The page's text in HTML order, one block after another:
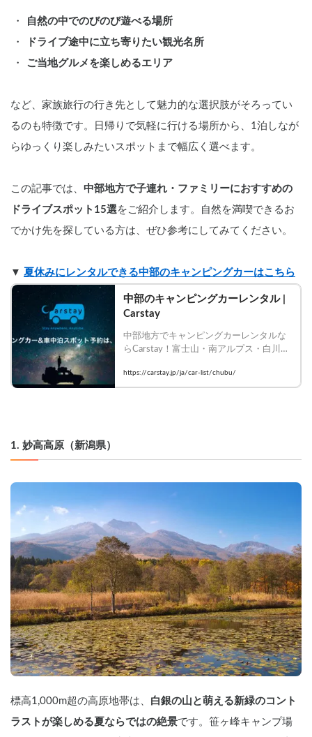
自然の中でのびのび遊べる場所
ドライブ途中に立ち寄りたい観光名所
ご当地グルメを楽しめるエリア
など、家族旅行の行き先として魅力的な選択肢がそろってい
るのも特徴です。日帰りで気軽に行ける場所から、1泊しなが
らゆっくり楽しみたいスポットまで幅広く選べます。
この記事では、 中部地方で子連れ・ファミリーにおすすめの
ドライブスポット15選 をご紹介します。自然を満喫できるお
でかけ先を探している方は、ぜひ参考にしてみてください。
▼ 夏休みにレンタルできる中部のキャンピングカーはこちら
中部のキャンピングカーレンタル |
Carstay
中部地方でキャンピングカーレンタルな
らCarstay！富士山・南アルプス・白川郷
富な車種から選んで今すぐ予約！
https://carstay.jp/ja/car-list/chubu/
1. 妙高高原（新潟県）
標高1,000m超の高原地帯は、 白銀の山と萌える新緑のコント
ラストが楽しめる夏ならではの絶景です。笹ヶ峰キャンプ場